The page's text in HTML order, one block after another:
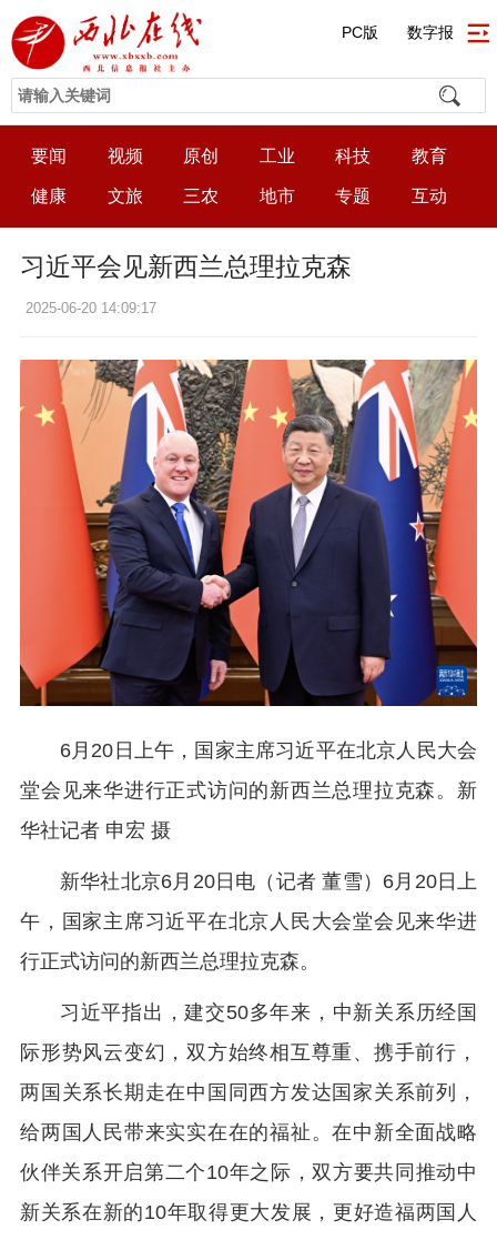
PC版 数字报
要闻 视频 原创 工业 科技 教育
健康 文旅 三农 地市 专题 互动
习近平会见新西兰总理拉克森
2025-06-20 14:09:17
6月20日上午，国家主席习近平在北京人民大会
堂会见来华进行正式访问的新西兰总理拉克森。新
华社记者 申宏 摄
新华社北京6月20日电（记者 董雪）6月20日上
午，国家主席习近平在北京人民大会堂会见来华进
行正式访问的新西兰总理拉克森。
习近平指出，建交50多年来，中新关系历经国
际形势风云变幻，双方始终相互尊重、携手前行，
两国关系长期走在中国同西方发达国家关系前列，
给两国人民带来实实在在的福祉。在中新全面战略
伙伴关系开启第二个10年之际，双方要共同推动中
新关系在新的10年取得更大发展，更好造福两国人